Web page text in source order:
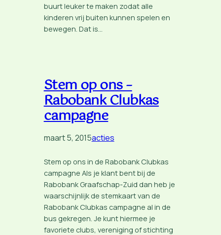
buurt leuker te maken zodat alle
kinderen vrij buiten kunnen spelen en
bewegen. Dat is…
Stem op ons –
Rabobank Clubkas
campagne
maart 5, 2015acties
Stem op ons in de Rabobank Clubkas
campagne Als je klant bent bij de
Rabobank Graafschap-Zuid dan heb je
waarschijnlijk de stemkaart van de
Rabobank Clubkas campagne al in de
bus gekregen. Je kunt hiermee je
favoriete clubs, vereniging of stichting